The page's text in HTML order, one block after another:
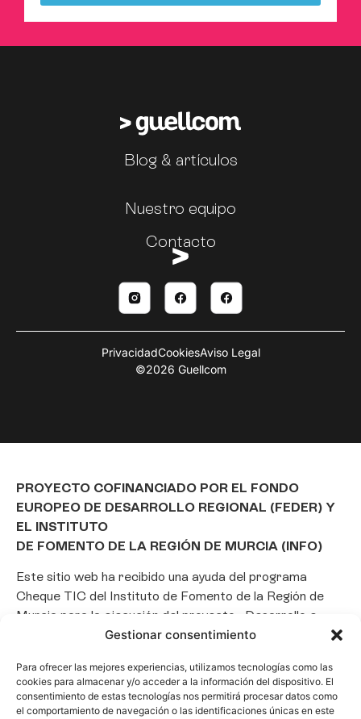
Gestionar consentimiento
Para ofrecer las mejores experiencias, utilizamos tecnologías como las
cookies para almacenar y/o acceder a la información del dispositivo. El
consentimiento de estas tecnologías nos permitirá procesar datos como
el comportamiento de navegación o las identificaciones únicas en este
Blog & artículos
Nuestro equipo
Contacto
©2026 Guellcom
PrivacidadCookiesAviso Legal
PROYECTO COFINANCIADO POR EL FONDO
EUROPEO DE DESARROLLO REGIONAL (FEDER) Y
EL INSTITUTO
DE FOMENTO DE LA REGIÓN DE MURCIA (INFO)
Este sitio web ha recibido una ayuda del programa
Cheque TIC del Instituto de Fomento de la Región de
Murcia para la ejecución del proyecto «Desarrollo e
implantación de un Chatbot de Inteligencia Artificial
promover la transformación digital, la automatización
de consultas y la optimización de la gestión de clientes
en el ámbito empresarial.